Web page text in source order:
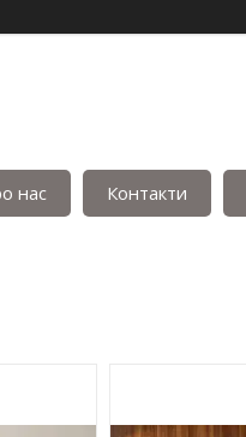
нас Контакти